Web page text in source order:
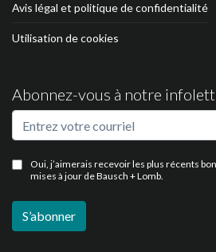
Avis légal et politique de confidentialité
Utilisation de cookies
Abonnez-vous à notre
Oui, j’aimerais recevoir les plus récents
mises à jour de Bausch + Lomb.